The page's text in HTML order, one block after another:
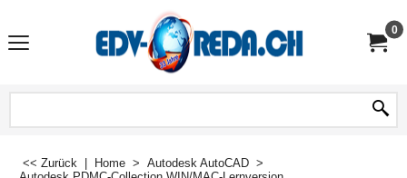
0
<< Zurück Home > Autodesk AutoCAD >